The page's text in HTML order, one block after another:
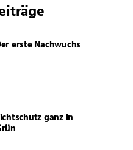
erste Nachwuchs
ganz in